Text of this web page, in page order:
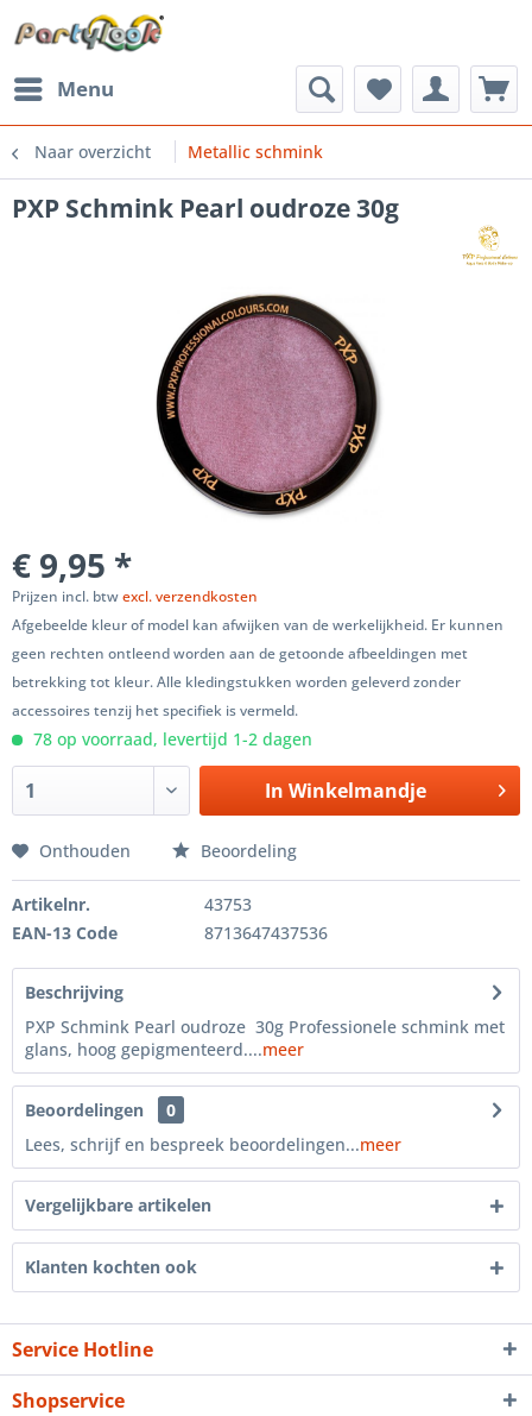
Menu
Naar overzicht Metallic schmink
PXP Schmink Pearl oudroze 30g
€ 9,95 *
Prijzen incl. btwexcl. verzendkosten
Afgebeelde kleur of model kan afwijken van de werkelijkheid. Er kunnen
geen rechten ontleend worden aan de getoonde afbeeldingen met
betrekking tot kleur. Alle kledingstukken worden geleverd zonder
accessoires tenzij het specifiek is vermeld.
78 op voorraad, levertijd 1-2 dagen
In Winkelmandje
Onthouden Beoordeling
Artikelnr.
43753
EAN-13 Code
8713647437536
Beschrijving
PXP Schmink Pearl oudroze 30g Professionele schmink met
glans, hoog gepigmenteerd....meer
Beoordelingen
0
Lees, schrijf en bespreek beoordelingen...meer
Vergelijkbare artikelen
Klanten kochten ook
Service Hotline
Shopservice